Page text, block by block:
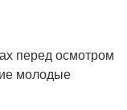
перед осмотром
молодые